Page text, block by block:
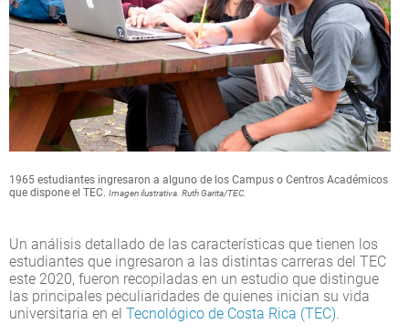
1965 estudiantes ingresaron a alguno de los Campus o Centros Académicos
que dispone el TEC. Imagen ilustrativa. Ruth Garita/TEC.
Un análisis detallado de las características que tienen los
estudiantes que ingresaron a las distintas carreras del TEC
este 2020, fueron recopiladas en un estudio que distingue
las principales peculiaridades de quienes inician su vida
universitaria en el Tecnológico de Costa Rica (TEC).